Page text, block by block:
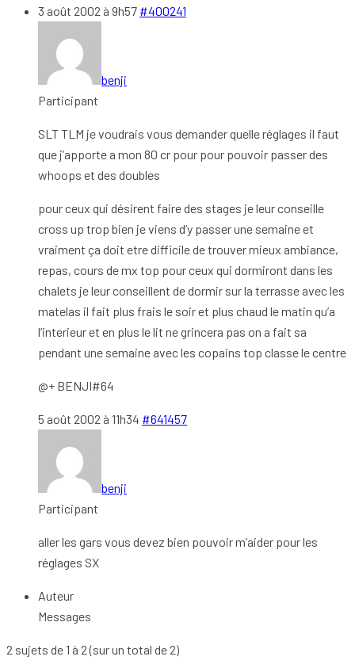
3 août 2002 à 9h57 #400241
benji
Participant
SLT TLM je voudrais vous demander quelle réglages il faut
que j’apporte a mon 80 cr pour pour pouvoir passer des
whoops et des doubles
pour ceux qui désirent faire des stages je leur conseille
cross up trop bien je viens d’y passer une semaine et
vraiment ça doit etre difficile de trouver mieux ambiance,
repas, cours de mx top pour ceux qui dormiront dans les
chalets je leur conseillent de dormir sur la terrasse avec les
matelas il fait plus frais le soir et plus chaud le matin qu’a
l’interieur et en plus le lit ne grincera pas on a fait sa
pendant une semaine avec les copains top classe le centre
@+ BENJI#64
5 août 2002 à 11h34 #641457
benji
Participant
aller les gars vous devez bien pouvoir m’aider pour les
réglages SX
Auteur
Messages
2 sujets de 1 à 2 (sur un total de 2)